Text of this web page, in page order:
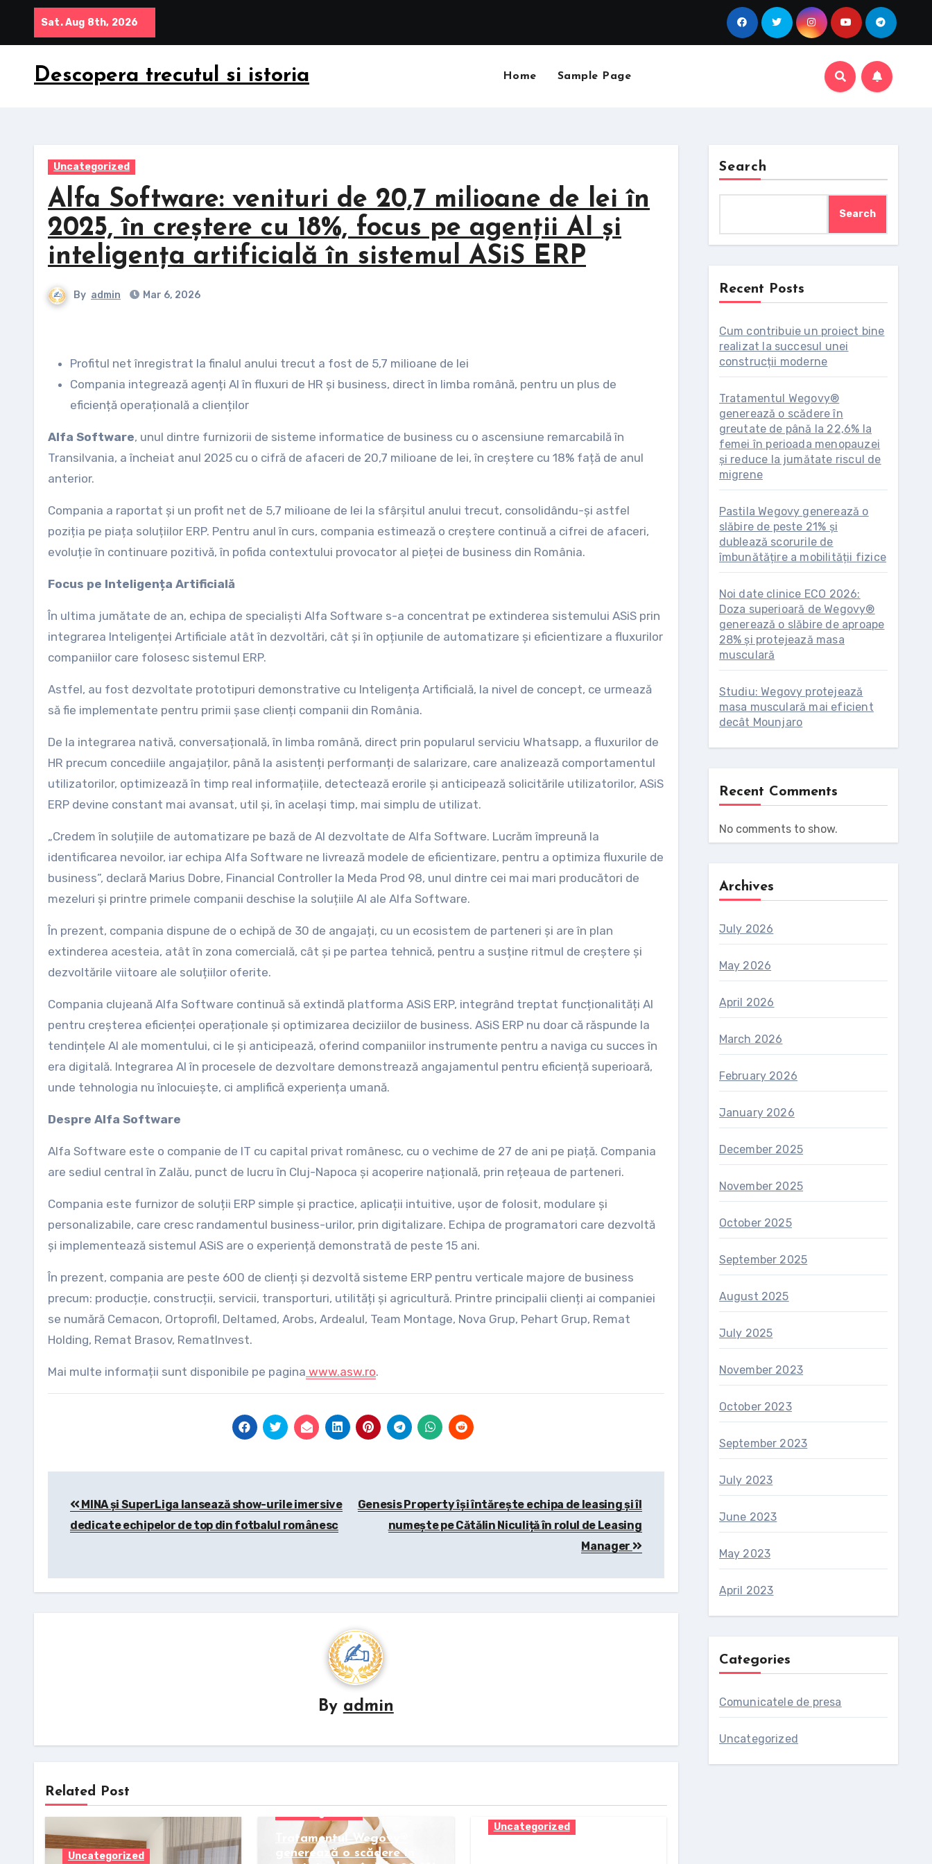
content
Sat. Aug 8th, 2026
Descopera trecutul si istoria Home Sample Page
Uncategorized
Alfa Software: venituri de 20,7 milioane de lei în
2025, în creștere cu 18%, focus pe agenții AI și
inteligența artificială în sistemul ASiS ERP
By admin Mar 6, 2026
Profitul net înregistrat la finalul anului trecut a fost de 5,7 milioane de lei
Compania integrează agenți AI în fluxuri de HR și business, direct în limba română, pentru un plus de
eficiență operațională a clienților
Alfa Software, unul dintre furnizorii de sisteme informatice de business cu o ascensiune remarcabilă în
Transilvania, a încheiat anul 2025 cu o cifră de afaceri de 20,7 milioane de lei, în creștere cu 18% față de anul
anterior.
Compania a raportat și un profit net de 5,7 milioane de lei la sfârșitul anului trecut, consolidându-și astfel
poziția pe piața soluțiilor ERP. Pentru anul în curs, compania estimează o creștere continuă a cifrei de afaceri,
evoluție în continuare pozitivă, în pofida contextului provocator al pieței de business din România.
Focus pe Inteligența Artificială
În ultima jumătate de an, echipa de specialiști Alfa Software s-a concentrat pe extinderea sistemului ASiS prin
integrarea Inteligenței Artificiale atât în dezvoltări, cât și în opțiunile de automatizare și eficientizare a fluxurilor
companiilor care folosesc sistemul ERP.
Astfel, au fost dezvoltate prototipuri demonstrative cu Inteligența Artificială, la nivel de concept, ce urmează
să fie implementate pentru primii șase clienți companii din România.
De la integrarea nativă, conversațională, în limba română, direct prin popularul serviciu Whatsapp, a fluxurilor de
HR precum concediile angajaților, până la asistenți performanți de salarizare, care analizează comportamentul
utilizatorilor, optimizează în timp real informațiile, detectează erorile și anticipează solicitările utilizatorilor, ASiS
ERP devine constant mai avansat, util și, în același timp, mai simplu de utilizat.
„Credem în soluțiile de automatizare pe bază de AI dezvoltate de Alfa Software. Lucrăm împreună la
identificarea nevoilor, iar echipa Alfa Software ne livrează modele de eficientizare, pentru a optimiza fluxurile de
business”, declară Marius Dobre, Financial Controller la Meda Prod 98, unul dintre cei mai mari producători de
mezeluri și printre primele companii deschise la soluțiile AI ale Alfa Software.
În prezent, compania dispune de o echipă de 30 de angajați, cu un ecosistem de parteneri și are în plan
extinderea acesteia, atât în zona comercială, cât și pe partea tehnică, pentru a susține ritmul de creștere și
dezvoltările viitoare ale soluțiilor oferite.
Compania clujeană Alfa Software continuă să extindă platforma ASiS ERP, integrând treptat funcționalități AI
pentru creșterea eficienței operaționale și optimizarea deciziilor de business. ASiS ERP nu doar că răspunde la
tendințele AI ale momentului, ci le și anticipează, oferind companiilor instrumente pentru a naviga cu succes în
era digitală. Integrarea AI în procesele de dezvoltare demonstrează angajamentul pentru eficiență superioară,
unde tehnologia nu înlocuiește, ci amplifică experiența umană.
Despre Alfa Software
Alfa Software este o companie de IT cu capital privat românesc, cu o vechime de 27 de ani pe piață. Compania
are sediul central în Zalău, punct de lucru în Cluj-Napoca și acoperire națională, prin rețeaua de parteneri.
Compania este furnizor de soluții ERP simple și practice, aplicații intuitive, ușor de folosit, modulare și
personalizabile, care cresc randamentul business-urilor, prin digitalizare. Echipa de programatori care dezvoltă
și implementează sistemul ASiS are o experiență demonstrată de peste 15 ani.
În prezent, compania are peste 600 de clienți și dezvoltă sisteme ERP pentru verticale majore de business
precum: producție, construcții, servicii, transporturi, utilități și agricultură. Printre principalii clienți ai companiei
se numără Cemacon, Ortoprofil, Deltamed, Arobs, Ardealul, Team Montage, Nova Grup, Pehart Grup, Remat
Holding, Remat Brasov, RematInvest.
Mai multe informații sunt disponibile pe pagina www.asw.ro.
navigation
MINA și SuperLiga lansează show-urile imersive
dedicate echipelor de top din fotbalul românesc
Genesis Property își întărește echipa de leasing și îl
numește pe Cătălin Niculiță în rolul de Leasing
Manager
By admin
Related Post
Uncategorized
Tratamentul Wegovy®
generează o scădere în
Uncategorized
Search
Search
Recent Posts
Cum contribuie un proiect bine
realizat la succesul unei
construcții moderne
Tratamentul Wegovy®
generează o scădere în
greutate de până la 22,6% la
femei în perioada menopauzei
și reduce la jumătate riscul de
migrene
Pastila Wegovy generează o
slăbire de peste 21% și
dublează scorurile de
îmbunătățire a mobilității fizice
Noi date clinice ECO 2026:
Doza superioară de Wegovy®
generează o slăbire de aproape
28% și protejează masa
musculară
Studiu: Wegovy protejează
masa musculară mai eficient
decât Mounjaro
Recent Comments
No comments to show.
Archives
July 2026
May 2026
April 2026
March 2026
February 2026
January 2026
December 2025
November 2025
October 2025
September 2025
August 2025
July 2025
November 2023
October 2023
September 2023
July 2023
June 2023
May 2023
April 2023
Categories
Comunicatele de presa
Uncategorized